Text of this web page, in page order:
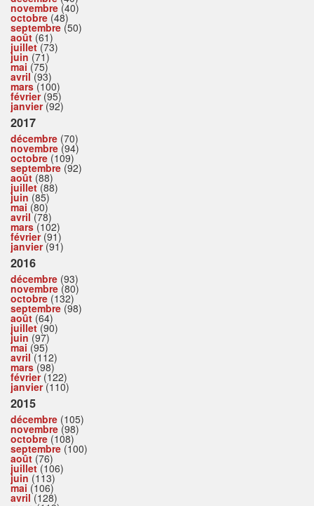
novembre (40)
octobre (48)
septembre (50)
août (61)
juillet(73)
juin (71)
mai (75)
avril(93)
mars(100)
février(95)
janvier(92)
2017
décembre (70)
novembre (94)
octobre (109)
septembre (92)
août (88)
juillet(88)
juin (85)
mai (80)
avril(78)
mars(102)
février(91)
janvier(91)
2016
décembre (93)
novembre (80)
octobre (132)
septembre (98)
août (64)
juillet(90)
juin (97)
mai (95)
avril(112)
mars(98)
février(122)
janvier(110)
2015
décembre (105)
novembre (98)
octobre (108)
septembre (100)
août (76)
juillet(106)
juin (113)
mai (106)
avril(128)